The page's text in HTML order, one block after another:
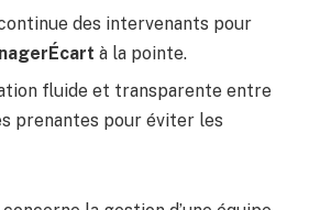
des intervenants pour
à la pointe.
fluide et transparente entre
prenantes pour éviter les